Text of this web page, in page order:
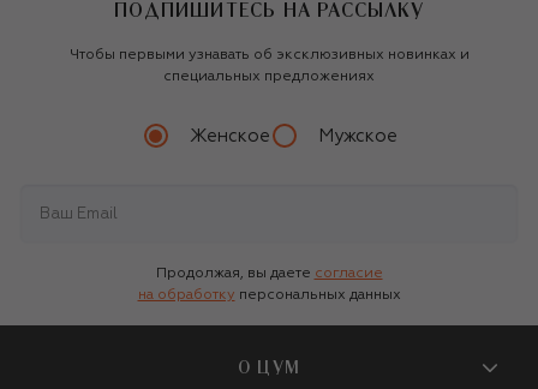
ПОДПИШИТЕСЬ НА РАССЫЛКУ
Чтобы первыми узнавать об эксклюзивных новинках и
специальных предложениях
Женское Мужское
Продолжая, вы даете согласие
на обработку персональных данных
О ЦУМ